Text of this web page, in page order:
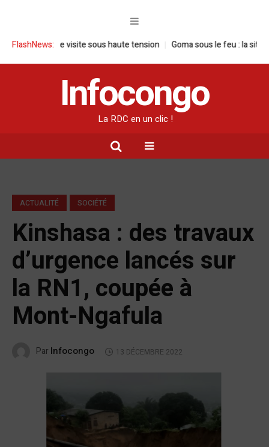
FlashNews:
: une visite sous haute tension Goma sous le feu : la situation
Infocongo
La RDC en un clic !
ACTUALITÉ SOCIÉTÉ
Kinshasa : des travaux
d’urgence lancés sur
la RN1, coupée à
Mont-Ngafula
Par Infocongo 13 DÉCEMBRE 2022